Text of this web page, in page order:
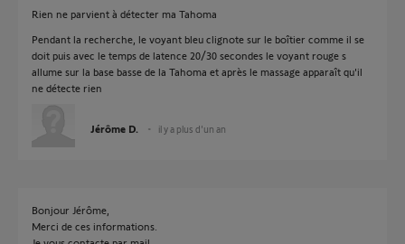
Rien ne parvient à détecter ma Tahoma
Pendant la recherche, le voyant bleu clignote sur le boîtier comme il se
doit puis avec le temps de latence 20/30 secondes le voyant rouge s
allume sur la base basse de la Tahoma et après le massage apparaît qu'il
ne détecte rien
Jérôme D. il y a plus d'un an
Bonjour Jérôme,
Merci de ces informations.